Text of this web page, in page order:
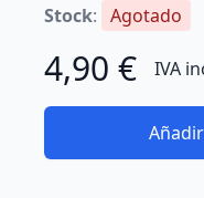
Stock: Agotado
4,90 € IVA